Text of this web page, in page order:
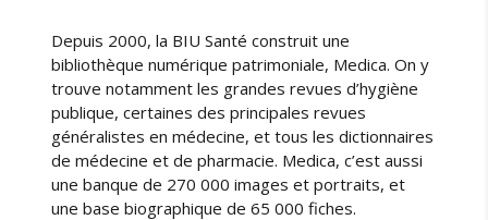
Depuis 2000, la BIU Santé construit une
bibliothèque numérique patrimoniale, Medica. On y
trouve notamment les grandes revues d’hygiène
publique, certaines des principales revues
généralistes en médecine, et tous les dictionnaires
de médecine et de pharmacie. Medica, c’est aussi
une banque de 270 000 images et portraits, et
une base biographique de 65 000 fiches.